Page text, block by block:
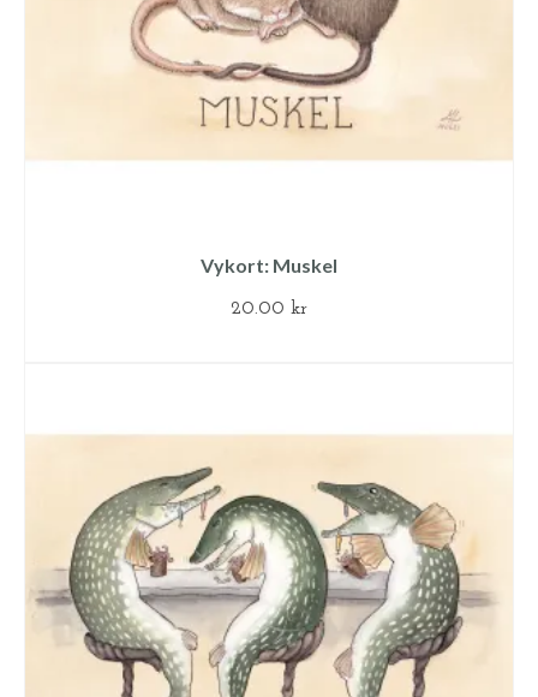
Vykort: Muskel
20.00 kr